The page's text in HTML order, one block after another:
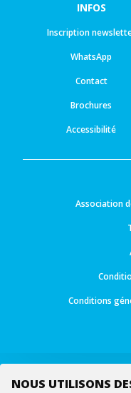
NOUS UTILISONS
INFOS
Inscription
WhatsApp
Contact
Brochures
Accessibilité
Association
Conditions